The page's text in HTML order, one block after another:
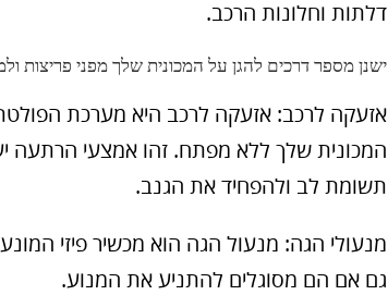
דלתות וחלונות הרכב.
ישנן מספר דרכים להגן על המכונית שלך מפני פריצות
אזעקה לרכב: אזעקה לרכב היא מערכת
המכונית שלך ללא מפתח. זהו אמצעי הרתעה
תשומת לב ולהפחיד את הגנב.
מנעולי הגה: מנעול הגה הוא מכשיר פיזי
גם אם הם מסוגלים להתניע את המנוע.